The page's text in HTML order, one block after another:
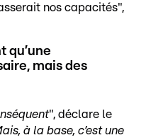
nos capacités",
qu’une
mais des
", déclare le
à la base, c’est une